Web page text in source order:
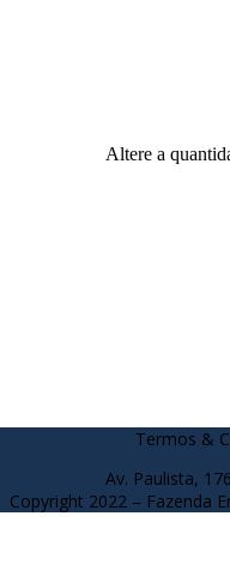
Altere a
Termos &
Av. Paulista,
Copyright 2022 – Fazenda